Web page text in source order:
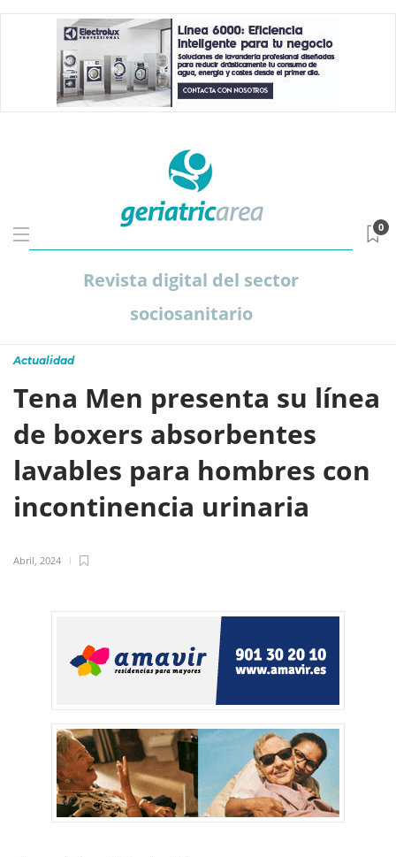
Revista digital del sector
sociosanitario
0
Actualidad
Tena Men presenta su línea
de boxers absorbentes
lavables para hombres con
incontinencia urinaria
Abril, 2024